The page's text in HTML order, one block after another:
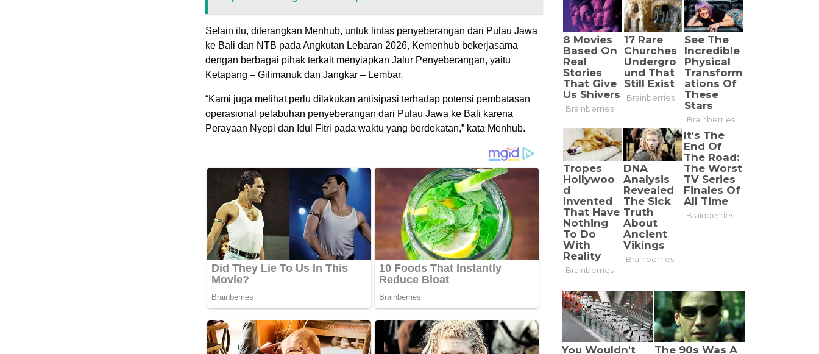
Selain itu, diterangkan Menhub, untuk lintas penyeberangan dari Pulau Jawa
ke Bali dan NTB pada Angkutan Lebaran 2026, Kemenhub bekerjasama
dengan berbagai pihak terkait menyiapkan Jalur Penyeberangan, yaitu
Ketapang – Gilimanuk dan Jangkar – Lembar.
“Kami juga melihat perlu dilakukan antisipasi terhadap potensi pembatasan
operasional pelabuhan penyeberangan dari Pulau Jawa ke Bali karena
Perayaan Nyepi dan Idul Fitri pada waktu yang berdekatan,” kata Menhub.